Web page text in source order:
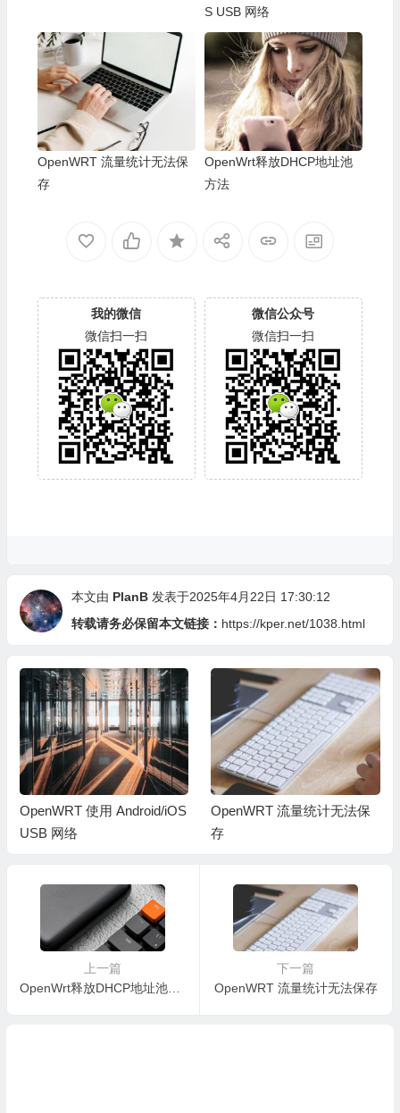
S USB 网络
OpenWRT 流量统计无法保
存
OpenWrt释放DHCP地址池
方法
我的微信
微信扫一扫
微信公众号
微信扫一扫
本文由 PlanB 发表于2025年4月22日 17:30:12
转载请务必保留本文链接： https://kper.net/1038.html
OpenWRT 使用 Android/iOS
USB 网络
OpenWRT 流量统计无法保
存
上一篇
OpenWrt释放DHCP地址池方法
下一篇
OpenWRT 流量统计无法保存